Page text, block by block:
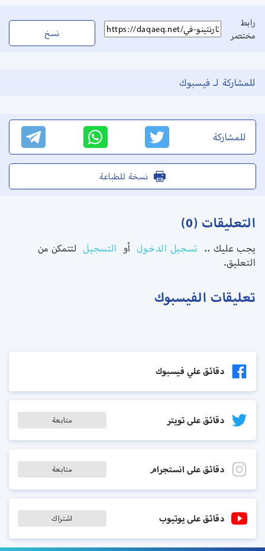
رابط
مختصر
نسخ
للمشاركة لـ فيسبوك
للمشاركة
نسخة للطباعة
التعليقات (0)
يجب عليك .. تسجيل الدخول أو التسجيل لتتمكن من
التعليق.
تعليقات الفيسبوك
دقائق علي فيسبوك
دقائق على تويتر متابعة
دقائق على انستجرام متابعة
دقائق على يوتيوب اشتراك